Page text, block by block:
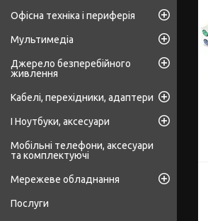
Офісна техніка і периферія
Мультимедіа
Джерело безперебійного
живлення
Кабелі, перехідники, адаптери
І Ноутбуки, аксесуари
Мобільні телефони, аксесуари
та комплектуючі
Мережеве обладнання
Послуги